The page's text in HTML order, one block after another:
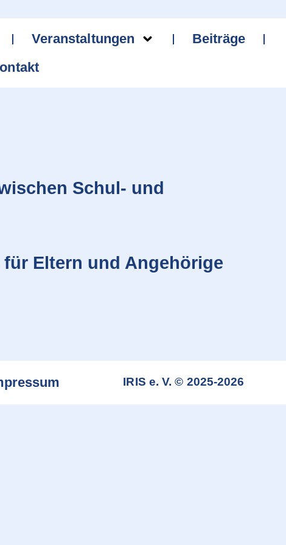
Veranstaltungen
Beiträge
Schul- und
Eltern und Angehörige
IRIS e. V. © 2025-2026